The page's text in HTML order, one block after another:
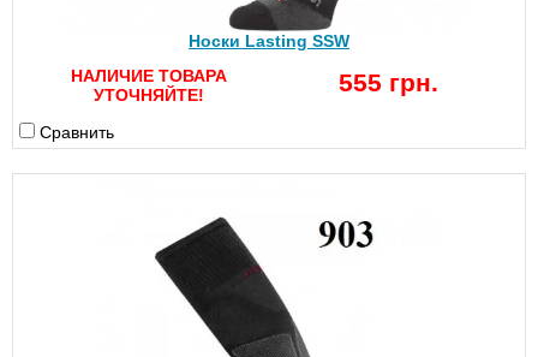
Носки Lasting SSW
НАЛИЧИЕ ТОВАРА
УТОЧНЯЙТЕ!
555 грн.
Сравнить